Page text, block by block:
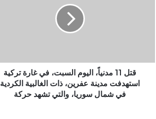
قتل 11 مدنياً، اليوم السبت، في غارة تركية
استهدفت مدينة عفرين، ذات الغالبية الكردية
في شمال سوريا، والتي تشهد حركة